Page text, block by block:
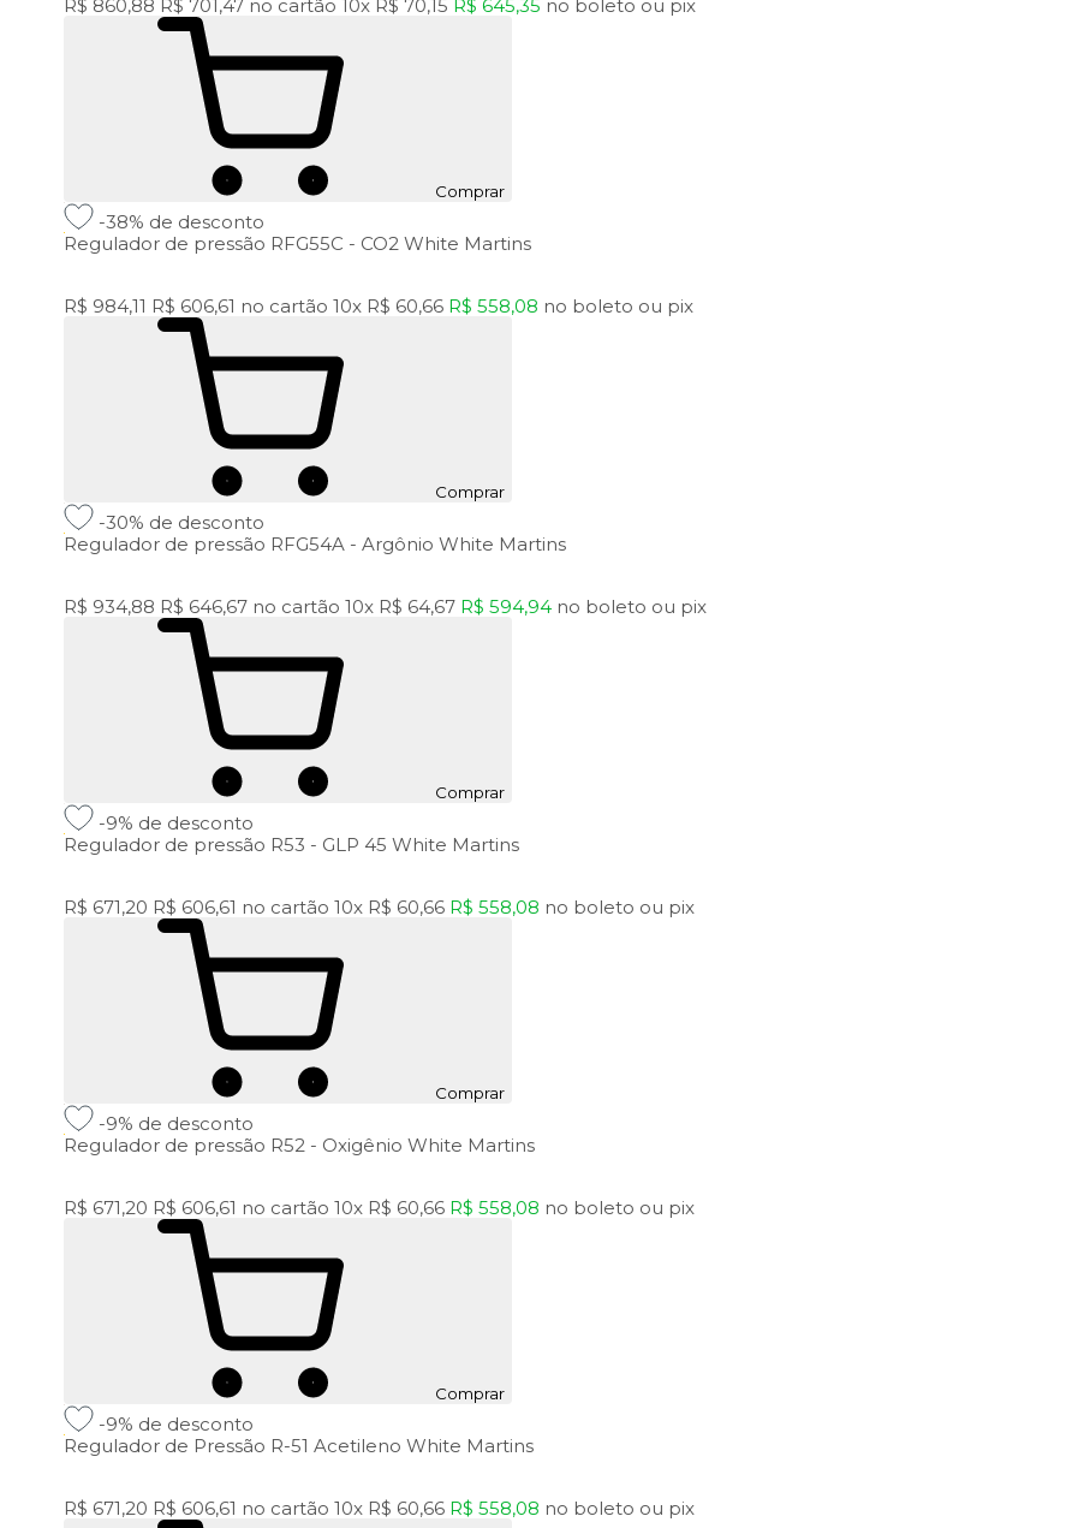
R$ 860,88 R$ 701,47 no cartão 10x R$ 70,15 R$ 645,35 no boleto ou pix
Comprar
-38% de desconto
Regulador de pressão RFG55C - CO2 White Martins
R$ 984,11 R$ 606,61 no cartão 10x R$ 60,66 R$ 558,08 no boleto ou pix
Comprar
-30% de desconto
Regulador de pressão RFG54A - Argônio White Martins
R$ 934,88 R$ 646,67 no cartão 10x R$ 64,67 R$ 594,94 no boleto ou pix
Comprar
-9% de desconto
Regulador de pressão R53 - GLP 45 White Martins
R$ 671,20 R$ 606,61 no cartão 10x R$ 60,66 R$ 558,08 no boleto ou pix
Comprar
-9% de desconto
Regulador de pressão R52 - Oxigênio White Martins
R$ 671,20 R$ 606,61 no cartão 10x R$ 60,66 R$ 558,08 no boleto ou pix
Comprar
-9% de desconto
Regulador de Pressão R-51 Acetileno White Martins
R$ 671,20 R$ 606,61 no cartão 10x R$ 60,66 R$ 558,08 no boleto ou pix